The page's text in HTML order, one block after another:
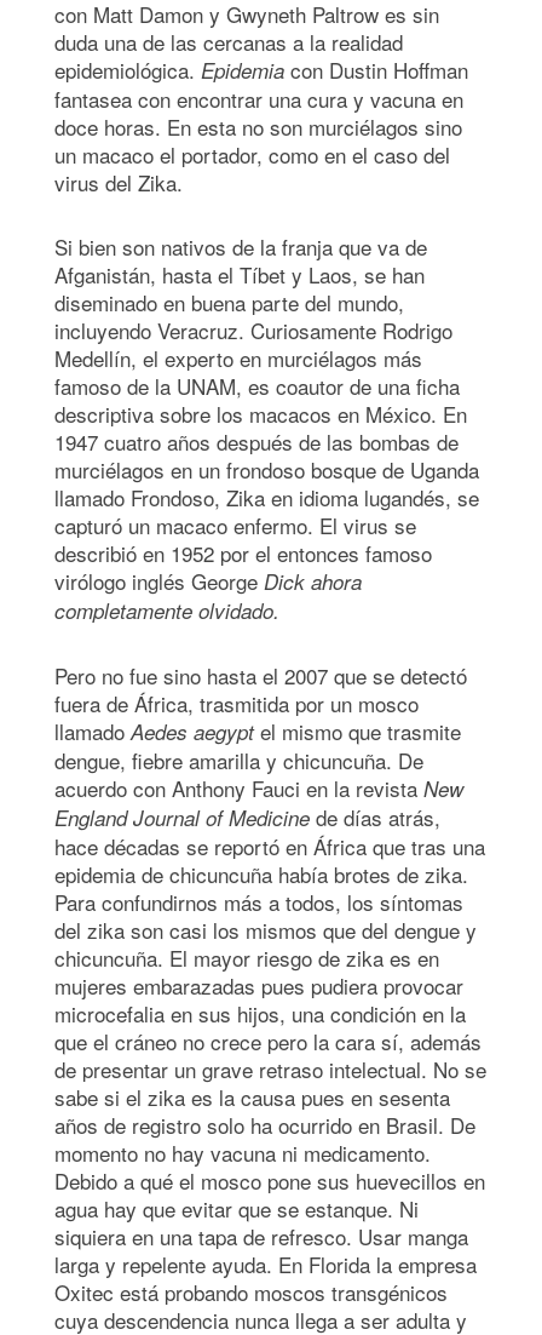
con Matt Damon y Gwyneth Paltrow es sin
duda una de las cercanas a la realidad
epidemiológica. Epidemia con Dustin Hoffman
fantasea con encontrar una cura y vacuna en
doce horas. En esta no son murciélagos sino
un macaco el portador, como en el caso del
virus del Zika.
Si bien son nativos de la franja que va de
Afganistán, hasta el Tíbet y Laos, se han
diseminado en buena parte del mundo,
incluyendo Veracruz. Curiosamente Rodrigo
Medellín, el experto en murciélagos más
famoso de la UNAM, es coautor de una ficha
descriptiva sobre los macacos en México. En
1947 cuatro años después de las bombas de
murciélagos en un frondoso bosque de Uganda
llamado Frondoso, Zika en idioma lugandés, se
capturó un macaco enfermo. El virus se
describió en 1952 por el entonces famoso
virólogo inglés George Dick ahora
completamente olvidado.
Pero no fue sino hasta el 2007 que se detectó
fuera de África, trasmitida por un mosco
llamadoAedes aegyptel mismo que trasmite
dengue, fiebre amarilla y chicuncuña. De
acuerdo con Anthony Fauci en la revista New
England Journal of Medicine de días atrás,
hace décadas se reportó en África que tras una
epidemia de chicuncuña había brotes de zika.
Para confundirnos más a todos, los síntomas
del zika son casi los mismos que del dengue y
chicuncuña. El mayor riesgo de zika es en
mujeres embarazadas pues pudiera provocar
microcefalia en sus hijos, una condición en la
que el cráneo no crece pero la cara sí, además
de presentar un grave retraso intelectual. No se
sabe si el zika es la causa pues en sesenta
años de registro solo ha ocurrido en Brasil. De
momento no hay vacuna ni medicamento.
Debido a qué el mosco pone sus huevecillos en
agua hay que evitar que se estanque. Ni
siquiera en una tapa de refresco. Usar manga
larga y repelente ayuda. En Florida la empresa
Oxitec está probando moscos transgénicos
cuya descendencia nunca llega a ser adulta y